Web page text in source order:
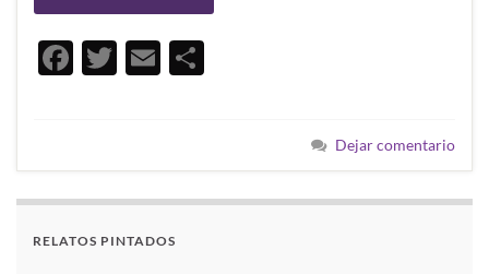
F
b
o
o
T
er
E
p
ar
Dejar comentario
RELATOS PINTADOS